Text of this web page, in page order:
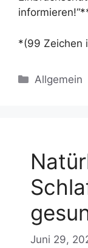
*(99 Zeichen
Kategorien
Allgemein
Juni 29,